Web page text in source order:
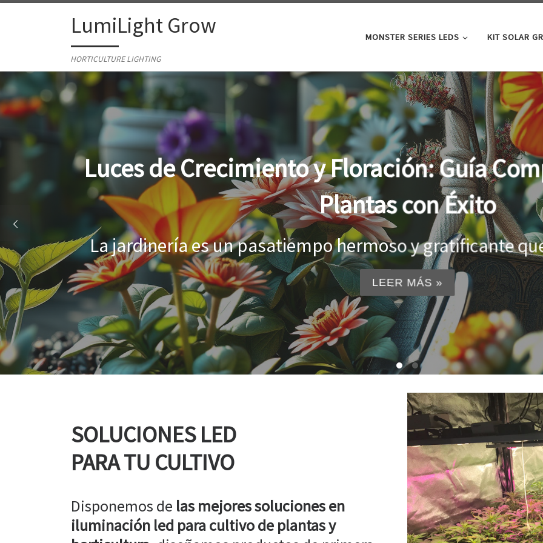
Skip to contentLumiLight Grow
HORTICULTURE LIGHTING
MONSTER SERIES LEDS KIT SOLAR
Guía Completa para Cultivar
Éxito
gratificante que añade color y vida a ...
»
Al
SOLUCIONES LED
PARA TU CULTIVO
Disponemos de las mejores soluciones en
iluminación led para cultivo de plantas y